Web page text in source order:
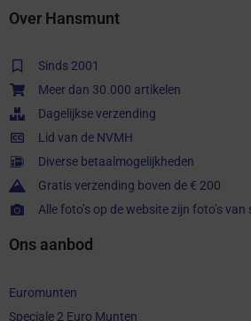
Over Hansmunt
Sinds 2001
Meer dan 30.000 artikelen
Dagelijkse verzending
Lid van de NVMH
Diverse betaalmogelijkheden
Gratis verzending boven de € 200
Alle foto’s op de website zijn foto’s
Ons aanbod
Euromunten
Speciale 2 Euro Munten